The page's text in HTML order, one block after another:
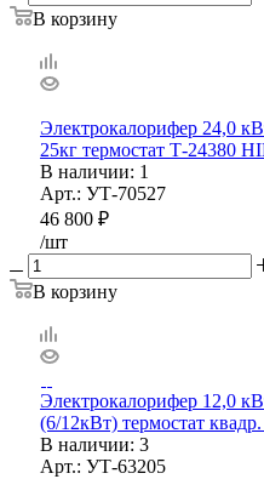
В корзину
Электрокалорифер 24,0
25кг термостат Т-24380
В наличии: 1
Арт.: УТ-70527
46 800 ₽
/шт
В корзину
Электрокалорифер 12,0
(6/12кВт) термостат
В наличии: 3
Арт.: УТ-63205